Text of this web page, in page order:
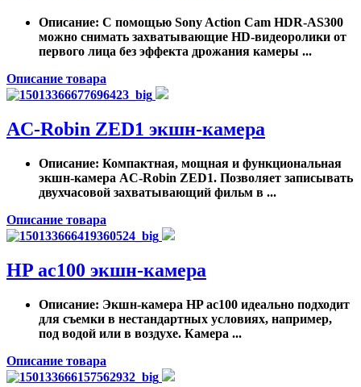
Описание: С помощью Sony Action Cam HDR-AS300
можно снимать захватывающие HD-видеоролики от
первого лица без эффекта дрожания камеры ...
Описание товара
AC-Robin ZED1 экшн-камера
Описание: Компактная, мощная и функциональная
экшн-камера AC-Robin ZED1. Позволяет записывать
двухчасовой захватывающий фильм в ...
Описание товара
HP ac100 экшн-камера
Описание: Экшн-камера HP ac100 идеально подходит
для съемки в нестандартных условиях, например,
под водой или в воздухе. Камера ...
Описание товара